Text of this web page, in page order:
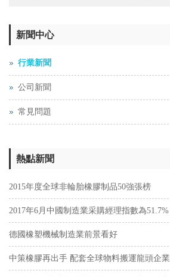
新聞中心
行業新聞
公司新聞
常見問題
熱點新聞
2015年度全球非輪胎橡膠制品50強張榜
2017年6月中國制造業采購經理指數為51.7%
德國橡塑機械制造業前景看好
中策橡膠再出手 配套全球物料搬運龍頭企業